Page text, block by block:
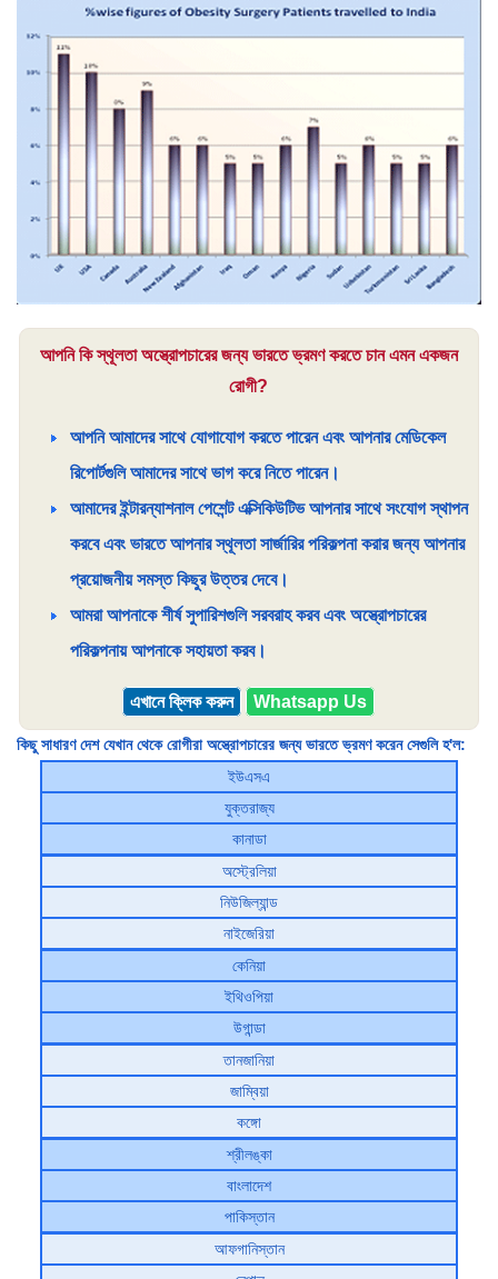
আপনি কি স্থূলতা অস্ত্রোপচারের জন্য ভারতে ভ্রমণ করতে চান এমন একজন
রোগী?
আপনি আমাদের সাথে যোগাযোগ করতে পারেন এবং আপনার মেডিকেল
রিপোর্টগুলি আমাদের সাথে ভাগ করে নিতে পারেন।
আমাদের ইন্টারন্যাশনাল পেশেন্ট এক্সিকিউটিভ আপনার সাথে সংযোগ স্থাপন
করবে এবং ভারতে আপনার স্থূলতা সার্জারির পরিকল্পনা করার জন্য আপনার
প্রয়োজনীয় সমস্ত কিছুর উত্তর দেবে।
আমরা আপনাকে শীর্ষ সুপারিশগুলি সরবরাহ করব এবং অস্ত্রোপচারের
পরিকল্পনায় আপনাকে সহায়তা করব।
এখানে ক্লিক করুন Whatsapp Us
কিছু সাধারণ দেশ যেখান থেকে রোগীরা অস্ত্রোপচারের জন্য ভারতে ভ্রমণ করেন সেগুলি হ'ল:
ইউএসএ
যুক্তরাজ্য
কানাডা
অস্ট্রেলিয়া
নিউজিল্যান্ড
নাইজেরিয়া
কেনিয়া
ইথিওপিয়া
উগান্ডা
তানজানিয়া
জাম্বিয়া
কঙ্গো
শ্রীলঙ্কা
বাংলাদেশ
পাকিস্তান
আফগানিস্তান